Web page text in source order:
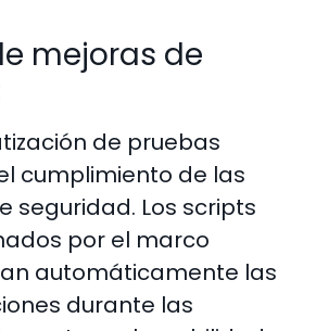
mejoras de
de pruebas
cumplimiento de las
seguridad. Los scripts
por el marco
automáticamente las
durante las